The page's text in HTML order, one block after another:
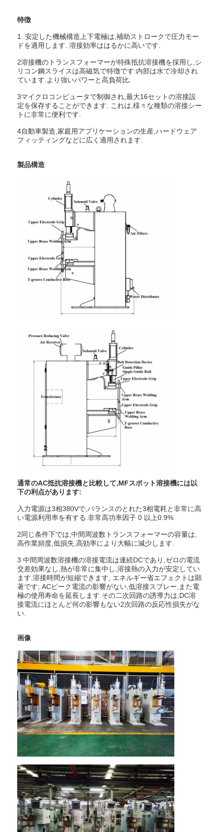
ホーム
製品
品質管理
お問い合わせ
ニュース
すべての場合
携帯用スポット溶接機械
静止したスポット溶接機
多ヘッド スポット溶接機械
テーブルのスポット溶接機械
手動スポット溶接機械
シーム溶接機械
ロボット式スポット溶接銃
レーザーの溶接工機械
スタッド溶接機
キックレスケーブル
スポット溶接の銅の電極
産業用スプリングバランサー
カーデントプラー
コンデンサーの排出のスポット溶接機械
特徴
1. 安定した機械構造上下電極は,補助ストロークで圧力モー
ドを適用します. 溶接効率ははるかに高いです.
2溶接機のトランスフォーマーが特殊抵抗溶接機を採用し,シ
リコン鋼スライスは高磁気で特徴です:内部は水で冷却され
ています.より強いパワーと高負荷比.
3マイクロコンピュータで制御され,最大16セットの溶接設
定を保存することができます. これは,様々な種類の溶接シー
トに非常に便利です.
4自動車製造,家庭用アプリケーションの生産,ハードウェア
フィッティングなどに広く適用されます.
製品構造
通常のAC抵抗溶接機と比較して,MFスポット溶接機には以
下の利点があります:
入力電源は3相380Vで,バランスのとれた3相電耗と非常に高
い電源利用率を有する.非常高功率因子 0 以上0.9%
2同じ条件下では,中間周波数トランスフォーマーの容量は,
高作業頻度,低損失,高効率により大幅に減少します.
3 中間周波数溶接機の溶接電流は連続DCであり,ゼロの電流
交差効果なし,熱が非常に集中し,溶接熱の入力が安定してい
ます.溶接時間が短縮できます, エネルギー省エフェクトは顕
著です; ACピーク電流の影響がない,低溶接スプレー,また電
極の使用寿命を延長します.その二次回路の誘導力は,DC溶
接電流にほとんど何の影響もない2次回路の反応性損失がな
い.
画像